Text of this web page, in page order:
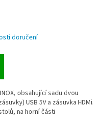
doručení
obsahující sadu dvou
USB 5V a zásuvka HDMi.
na horní části